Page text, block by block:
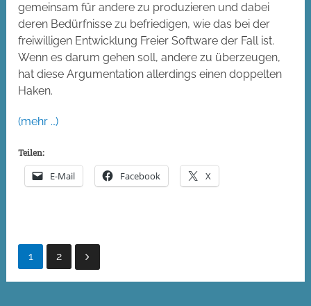
gemeinsam für andere zu produzieren und dabei
deren Bedürfnisse zu befriedigen, wie das bei der
freiwilligen Entwicklung Freier Software der Fall ist.
Wenn es darum gehen soll, andere zu überzeugen,
hat diese Argumentation allerdings einen doppelten
Haken.
(mehr …)
Teilen:
E-Mail Facebook X
Seitennummerierung
der
1 2